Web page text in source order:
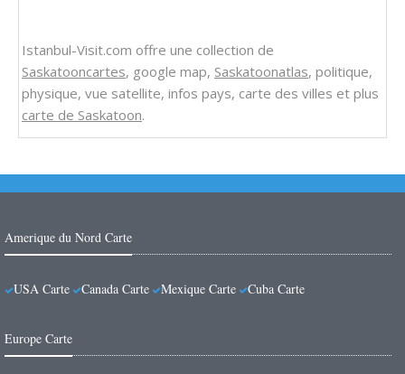
Istanbul-Visit.com offre une collection de
Saskatooncartes, google map, Saskatoonatlas, politique,
physique, vue satellite, infos pays, carte des villes et plus
carte de Saskatoon.
Amerique du Nord Carte
USA Carte Canada Carte Mexique Carte Cuba Carte
Europe Carte